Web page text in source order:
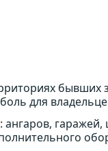
бывших
для